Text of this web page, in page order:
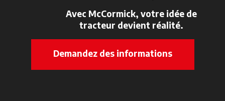
Avec McCormick, votre idée de
tracteur devient réalité.
Demandez des informations